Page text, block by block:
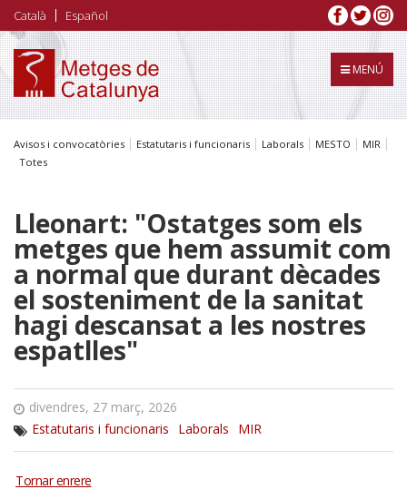
Vés
al
contingut
Català Español
MENÚ
Avisos i convocatòries Estatutaris i funcionaris Laborals MESTO
MIR
Totes
Lleonart: "Ostatges som els
metges que hem assumit com
a normal que durant dècades
el sosteniment de la sanitat
hagi descansat a les nostres
espatlles"
divendres, 27 març, 2026
Estatutaris i funcionaris
Laborals MIR